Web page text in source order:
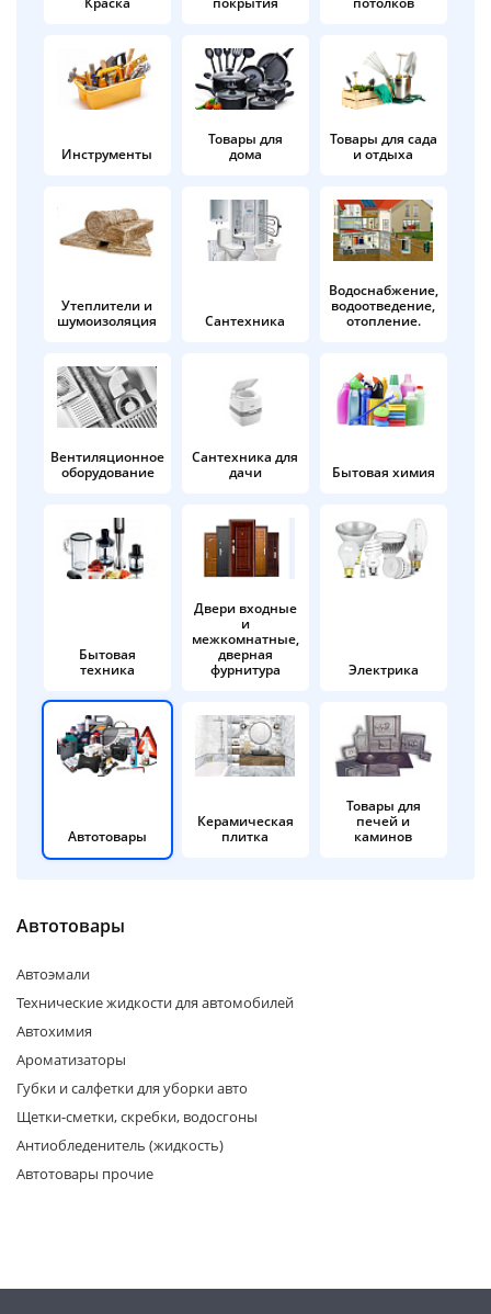
Инструменты
Товары для
дома
Товары для сада
и отдыха
Утеплители и
шумоизоляция
Сантехника
Водоснабжение,
водоотведение,
отопление.
Вентиляционное
оборудование
Сантехника для
дачи
Бытовая химия
Бытовая
техника
Двери входные
и
межкомнатные,
дверная
фурнитура
Электрика
Автотовары
Керамическая
плитка
Товары для
печей и
каминов
Автотовары
Автоэмали
Технические жидкости для автомобилей
Автохимия
Ароматизаторы
Губки и салфетки для уборки авто
Щетки-сметки, скребки, водосгоны
Антиобледенитель (жидкость)
Автотовары прочие
в корзину
Оплачивайте сегодня только
25% картой любого банка
Получайте товар
выбранный способом
Оставшиеся
% будут
по25%каждые 2 недели
Подробнее
об оплате Плайтом
раз в 2
недели
Остались вопросы?
8 800 302-02-51
plait.ru